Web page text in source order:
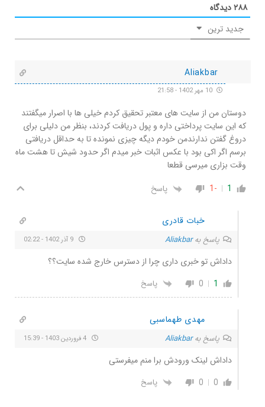
۲۸۸دیدگاه
جدید ترین
Aliakbar
دوستان من از سایت های معتبر تحقیق کردم خیلی ها با اصرار میگفتند
که این سایت پرداختی داره و پول دریافت کردند، بنظر من دلیلی برای
دروغ گفتن ندارندمن خودم دیگه چیزی نمونده تا به حداقل دریافتی
برسم اگر اکی بود با عکس اثبات خبر میدم اگر حدود شیش تا هشت ماه
وقت بزاری میرسی قطعا
1
-1 پاسخ
خبات قادری
پاسخ بهAliakbar
داداش تو خبری داری چرا از دسترس خارج شده سایت؟؟
1
0 پاسخ
مهدی طهماسبی
پاسخ بهAliakbar
داداش لینک ورودش برا منم میفرستی
0
0 پاسخ